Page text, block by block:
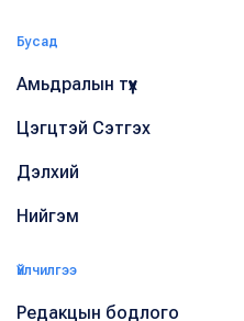
Бусад
Амьдралын түүх
Цэгцтэй Сэтгэх
Дэлхий
Нийгэм
Үйлчилгээ
Редакцын бодлого